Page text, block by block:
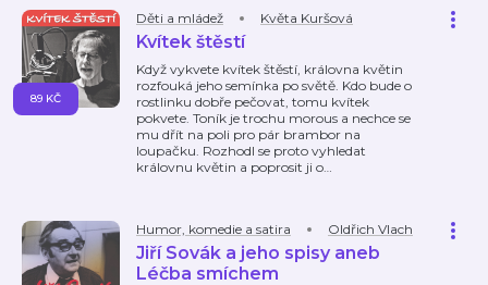
Děti a mládež Květa Kuršová
Kvítek štěstí
Když vykvete kvítek štěstí, královna květin
rozfouká jeho semínka po světě. Kdo bude o
rostlinku dobře pečovat, tomu kvítek
pokvete. Toník je trochu morous a nechce se
mu dřít na poli pro pár brambor na
loupačku. Rozhodl se proto vyhledat
královnu květin a poprosit ji o…
89 KČ
Humor, komedie a satira Oldřich Vlach
Jiří Sovák a jeho spisy aneb
Léčba smíchem